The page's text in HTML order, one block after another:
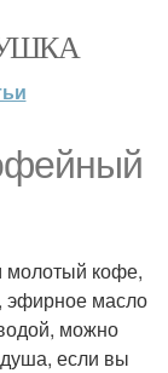
молотый кофе,
эфирное масло
можно
если вы